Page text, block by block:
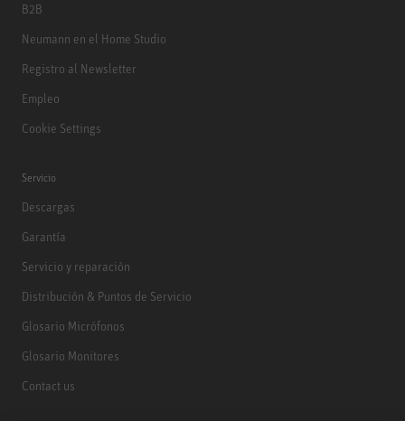
B2B
Neumann en el Home Studio
Registro al Newsletter
Empleo
Cookie Settings
Servicio
Descargas
Garantía
Servicio y reparación
Distribución & Puntos de Servicio
Glosario Micrófonos
Glosario Monitores
Contact us